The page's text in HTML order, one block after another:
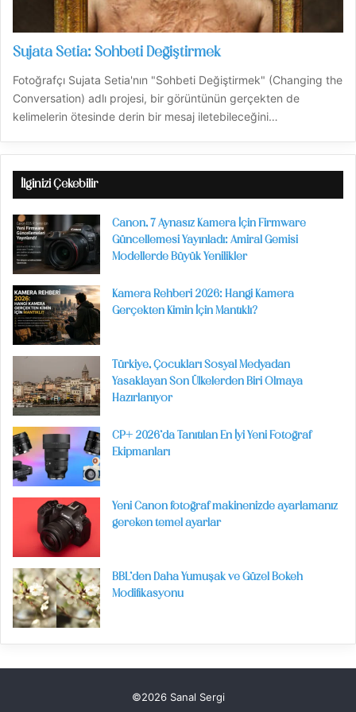
Sujata Setia: Sohbeti Değiştirmek
Fotoğrafçı Sujata Setia'nın "Sohbeti Değiştirmek" (Changing the
Conversation) adlı projesi, bir görüntünün gerçekten de
kelimelerin ötesinde derin bir mesaj iletebileceğini…
İlginizi Çekebilir
Canon, 7 Aynasız Kamera İçin Firmware
Güncellemesi Yayınladı: Amiral Gemisi
Modellerde Büyük Yenilikler
Kamera Rehberi 2026: Hangi Kamera
Gerçekten Kimin İçin Mantıklı?
Türkiye, Çocukları Sosyal Medyadan
Yasaklayan Son Ülkelerden Biri Olmaya
Hazırlanıyor
CP+ 2026’da Tanıtılan En İyi Yeni Fotoğraf
Ekipmanları
Yeni Canon fotoğraf makinenizde ayarlamanız
gereken temel ayarlar
BBL’den Daha Yumuşak ve Güzel Bokeh
Modifikasyonu
©2026 Sanal Sergi